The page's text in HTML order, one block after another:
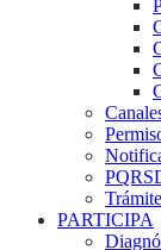
PARTICIPA